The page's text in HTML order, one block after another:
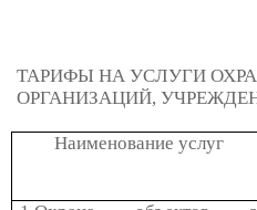
ТАРИФЫ НА УСЛУГИ
ОРГАНИЗАЦИЙ,
Наименование услуг